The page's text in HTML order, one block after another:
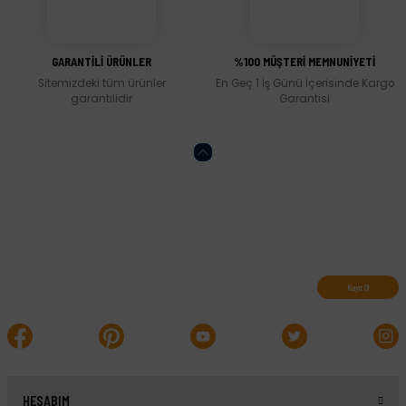
GARANTİLİ ÜRÜNLER
Sitemizdeki tüm ürünler
garantilidir
%100 MÜŞTERİ MEMNUNİYETİ
En Geç 1 İş Günü İçerisinde Kargo
Garantisi
Kayıt Ol
HESABIM